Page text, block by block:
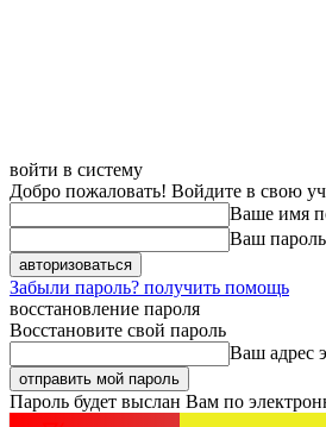
войти в систему
Добро пожаловать! Войдите в свою
Ваше имя
Ваш пароль
Забыли пароль? получить помощь
восстановление пароля
Восстановите свой пароль
Ваш адрес
Пароль будет выслан Вам по